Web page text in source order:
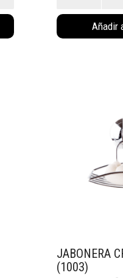
(1006)
cantidad
Añadir
JABONERA
(1003)